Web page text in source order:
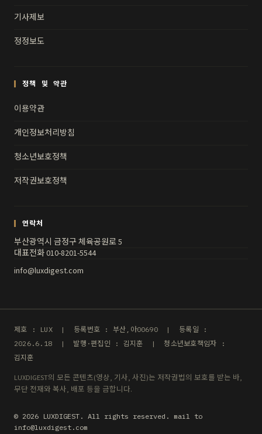
기사제보
정정보도
정책 및 약관
이용약관
개인정보처리방침
청소년보호정책
저작권보호정책
연락처
부산광역시 금정구 체육공원로 5
대표전화 010-8201-5544
info@luxdigest.com
제호 : LUX | 등록번호 : 부산,아00690 | 등록일 :
2026.6.18 | 발행·편집인 : 김지훈 | 청소년보호책임자 :
김지훈
LUXDIGEST의 모든 콘텐츠(영상, 기사, 사진)는 저작권법의 보호를 받는 바,
무단 전재와 복사, 배포 등을 금합니다.
© 2026 LUXDIGEST. All rights reserved. mail to
info@luxdigest.com